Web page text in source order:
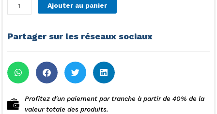
quantité
de
A
81051-
95241
Ajouter au panier
Partager sur les réseaux sociaux
Profitez d'un paiement par tranche à partir de 40% de la
valeur totale des produits.